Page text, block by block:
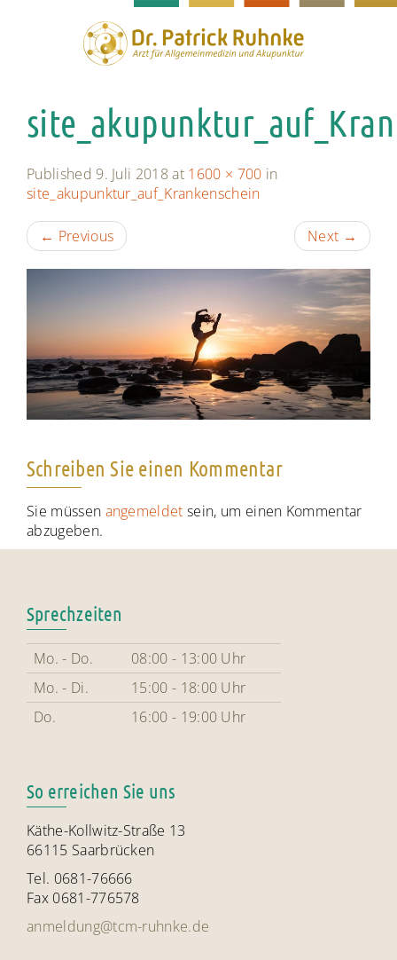
Published 9. Juli 2018 at 1600 × 700 in
site_akupunktur_auf_Krankenschein
← Previous Next →
Schreiben Sie einen Kommentar
Sie müssen angemeldet sein, um einen Kommentar
abzugeben.
Sprechzeiten
Mo. - Do.
08:00 - 13:00 Uhr
Mo. - Di.
15:00 - 18:00 Uhr
Do.
16:00 - 19:00 Uhr
So erreichen Sie uns
Käthe-Kollwitz-Straße 13
66115 Saarbrücken
Tel. 0681-76666
Fax 0681-776578
anmeldung@tcm-ruhnke.de